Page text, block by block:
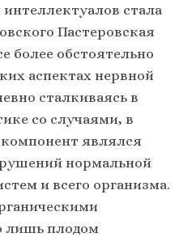
стала
Пастеровская
более обстоятельно
аспектах нервной
сталкиваясь в
со случаями, в
являлся
нормальной
и всего организма.
лишь плодом